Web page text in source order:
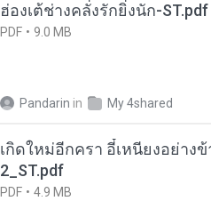
ฮ่องเต้ช่างคลั่งรักยิ่งนัก-ST.pdf
PDF 9.0 MB
Pandarin in My 4shared
เกิดใหม่อีกครา อี๋เหนียงอย่าง
2_ST.pdf
PDF 4.9 MB